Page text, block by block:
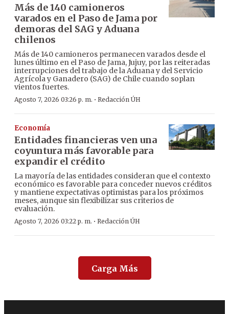
Más de 140 camioneros
varados en el Paso de Jama por
demoras del SAG y Aduana
chilenos
Más de 140 camioneros permanecen varados desde el
lunes último en el Paso de Jama, Jujuy, por las reiteradas
interrupciones del trabajo de la Aduana y del Servicio
Agrícola y Ganadero (SAG) de Chile cuando soplan
vientos fuertes.
Agosto 7, 2026 03:26 p. m. · Redacción ÚH
Economía
Entidades financieras ven una
coyuntura más favorable para
expandir el crédito
La mayoría de las entidades consideran que el contexto
económico es favorable para conceder nuevos créditos
y mantiene expectativas optimistas para los próximos
meses, aunque sin flexibilizar sus criterios de
evaluación.
Agosto 7, 2026 03:22 p. m. · Redacción ÚH
Carga Más